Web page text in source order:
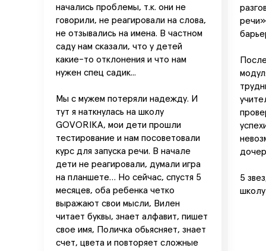
листайте
5
начались проблемы, т.к. они не
говорили, не реагировали на слова,
не отзывались на имена. В частном
саду нам сказали, что у детей
какие-то отклонения и что нам
нужен спец садик...
Мы с мужем потеряли надежду. И
тут я наткнулась на школу
GOVORIKA, мои дети прошли
тестирование и нам посоветовали
курс для запуска речи. В начале
дети не реагировали, думали игра
на планшете… Но сейчас, спустя 5
месяцев, оба ребенка четко
выражают свои мысли, Вилен
читает буквы, знает алфавит, пишет
свое имя, Поличка обьясняет, знает
счет, цвета и повторяет сложные